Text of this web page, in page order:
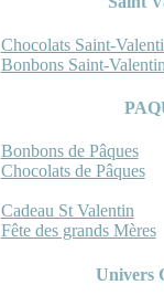
Chocolats Saint-
Bonbons Saint-Valentin
Bonbons de Pâques
Chocolats de Pâques
Cadeau St Valentin
Fête des grands Mères
Univers